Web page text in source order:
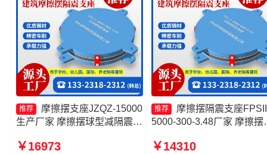
推荐
摩擦摆支座JZQZ-15000
生产厂家 摩擦摆球型减隔震支
支座厂家 摩擦复摆隔震支座生
￥16973
推荐
摩擦摆隔震支座
5000-300-3.48厂家 摩擦摆
式隔震支座厂家 摩擦摆隔
￥14310